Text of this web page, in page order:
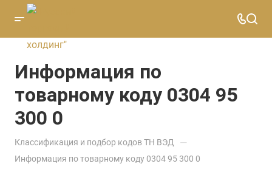
Информация по
товарному коду 0304 95
300 0
Классификация и подбор кодов ТН ВЭД —
Информация по товарному коду 0304 95 300 0